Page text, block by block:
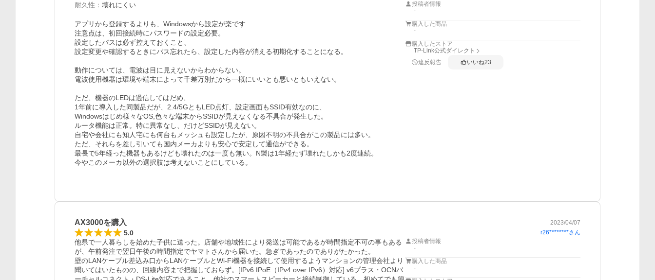
耐久性 ： 壊れにくい
アプリから登録するよりも、Windowsから設定が楽です
注意点は、初回接続時にパスワードの設定必要。
設定したパスは必ず控えておくこと、
設定変更や確認するときにパス忘れたら、設定した内容が消える初期化することになる。
動作については、電波は目に見えないからわからない。
電波使用機器は環境や端末によって千差万別だから一概にいいとも悪いともいえない。
ただ、機器のLEDは過信してはだめ、
1年前に導入した同製品だが、2.4/5GともLED点灯、設定画面もSSID有効なのに、
Windowsはじめ様々なOS,色々な端末からSSIDが見えなくなる不具合が発生した。
ルータ機能は正常。特に異常なし、だけどSSIDが見えない。
自宅や会社にも知人宅にも何台もメッシュも設定したが、原因不明の不具合がこの製品には多い。
ただ、それらを差し引いても国内メーカよりも安心で安定して通信ができる。
最長で5年経った機器もあるけども壊れたのは一度も無い。N製は1年経たず壊れたしかも2度連続。
今やこのメーカ以外の選択肢は考えないことにしている。
投稿者情報
-
購入した商品
-
購入したストア
TP-Link公式ダイレクト
違反報告
いいね23
AX3000を購入 2023/04/07
5.0 r26********さん
他県で一人暮らしを始めた子供に送った。店舗や地域性により発送は可能であるが時間指定不可の事もある
が、午前発注で翌日午後の時間指定でヤマトさんから届いた。急ぎであったのでありがたかった。
壁のLANケーブル差込み口からLANケーブルとWi-Fi機器を接続して使用するようマンションの管理会社より
聞いてはいたものの、回線内容まで把握しておらず。[IPv6 IPoE（IPv4 over IPv6）対応] v6プラス・OCNバ
投稿者情報
-
購入した商品
-